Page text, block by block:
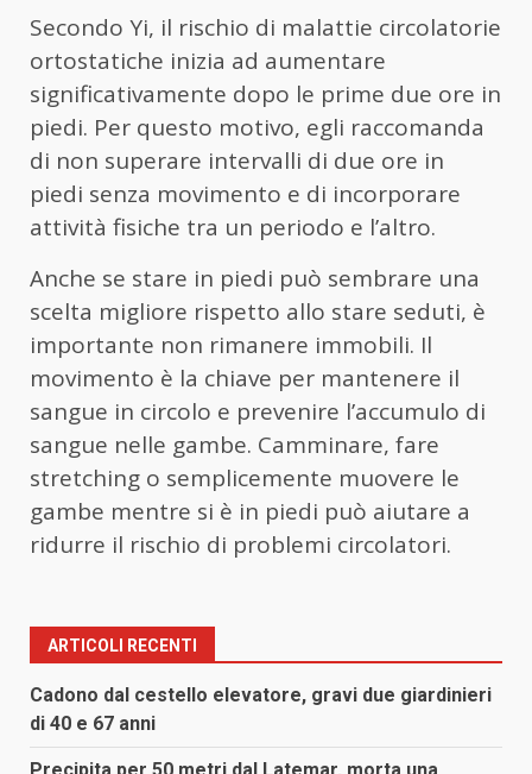
Secondo Yi, il rischio di malattie circolatorie
ortostatiche inizia ad aumentare
significativamente dopo le prime due ore in
piedi. Per questo motivo, egli raccomanda
di non superare intervalli di due ore in
piedi senza movimento e di incorporare
attività fisiche tra un periodo e l’altro.
Anche se stare in piedi può sembrare una
scelta migliore rispetto allo stare seduti, è
importante non rimanere immobili. Il
movimento è la chiave per mantenere il
sangue in circolo e prevenire l’accumulo di
sangue nelle gambe. Camminare, fare
stretching o semplicemente muovere le
gambe mentre si è in piedi può aiutare a
ridurre il rischio di problemi circolatori.
ARTICOLI RECENTI
Cadono dal cestello elevatore, gravi due giardinieri
di 40 e 67 anni
Precipita per 50 metri dal Latemar, morta una